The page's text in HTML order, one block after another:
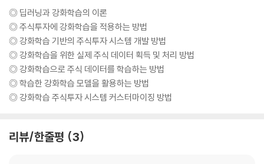
___3.1.3 마르코프 의사 결정과정
3.2 상태 가치 함수와 상태-행동 가치 함수
___3.2.1 상태 가치 함수(state-value function)
___3.2.2 상태-행동 가치 함수(action-value function)
3.3 벨만 방정식(Bellman equation)
___3.3.1 벨만 기대 방정식(Bellman expectation equation)
___3.3.2 벨만 최적 방정식(Bellman optimality equation)
3.4 MDP를 위한 동적 프로그래밍(dynamic programming)
___3.4.2 가치 반복(value iteration)
◎ 딥러닝과 강화학습의 이론
◎ 주식투자에 강화학습을 적용하는 방법
◎ 강화학습 기반의 주식투자 시스템 개발 방법
◎ 강화학습을 위한 실제 주식 데이터 획득 및 처리 방법
◎ 강화학습으로 주식 데이터를 학습하는 방법
◎ 학습한 강화학습 모델을 활용하는 방법
◎ 강화학습 주식투자 시스템 커스터마이징 방법
리뷰/한줄평 3